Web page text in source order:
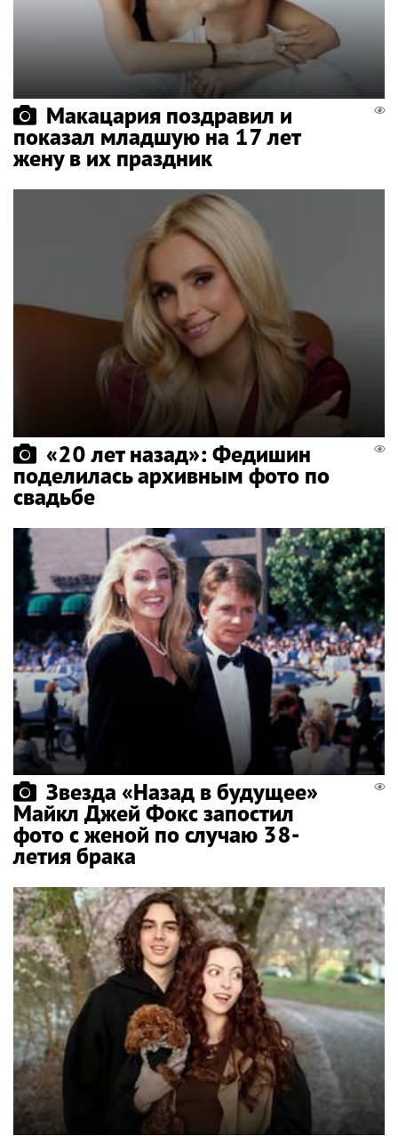
Макацария поздравил и
показал младшую на 17 лет
жену в их праздник
«20 лет назад»: Федишин
поделилась архивным фото по
свадьбе
Звезда «Назад в будущее»
Майкл Джей Фокс запостил
фото с женой по случаю 38-
летия брака